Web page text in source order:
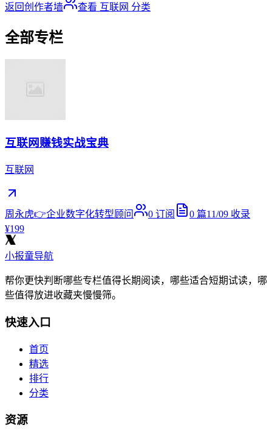
返回创作者墙
查看 互联网 分类
全部专栏
互联网赚钱实战宝典
互联网
周永虎👉企业数字化转型顾问 0 订阅 0 篇11/09 收录
¥199
小报童导航
帮你更快判断哪些专栏值得长期阅读，哪些适合短期试读，哪
些值得放进收藏夹慢慢筛。
快速入口
首页
精选
排行
分类
资源